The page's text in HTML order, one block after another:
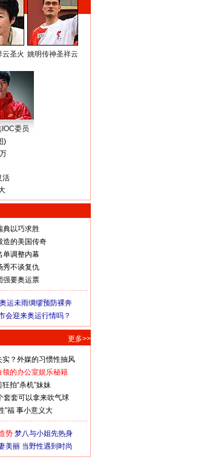
云圣火 姚明传神圣祥云
委员
)
活
典以巧求胜
造的美国传奇
单调整内幕
秀不谈复仇
强要奥运票
运未雨绸缪预防裸奔
会迎来奥运行情吗？
更多>>
实？外媒的习惯性抽风
领的办公室娱乐秘籍
拍“杀机”妹妹
套套可以拿来吹气球
”福 事小意义大
势 梦八与小姐先热身
美丽 当野性遇到时尚